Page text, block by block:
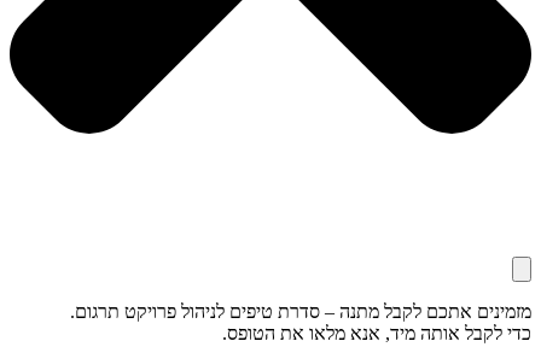
מזמינים אתכם לקבל מתנה – סדרת טיפים לניהול פרויקט תרגום.
כדי לקבל אותה מיד, אנא מלאו את הטופס.